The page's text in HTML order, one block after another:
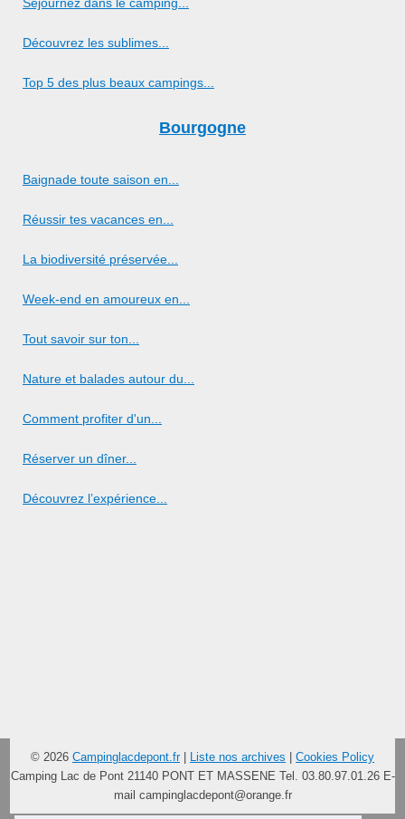
Découvrez les sublimes...
Top 5 des plus beaux campings...
Bourgogne
Baignade toute saison en...
Réussir tes vacances en...
La biodiversité préservée...
Week-end en amoureux en...
Tout savoir sur ton...
Nature et balades autour du...
Comment profiter d'un...
Réserver un dîner...
Découvrez l’expérience...
© 2026 Campinglacdepont.fr| Liste nos archives | Cookies Policy
Camping Lac de Pont 21140 PONT ET MASSENE Tel. 03.80.97.01.26 E-
mail campinglacdepont@orange.fr